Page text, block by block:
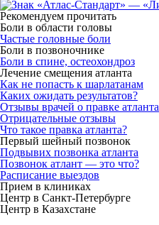
Рекомендуем прочитать
Боли в области головы
Частые головные боли
Боли в позвоночнике
Боли в спине, остеохондроз
Лечение смещения атланта
Как не попасть к шарлатанам
Каких ожидать результатов?
Отзывы врачей о правке атланта
Отрицательные отзывы
Что такое правка атланта?
Первый шейный позвонок
Подвывих позвонка атланта
Позвонок атлант — это что?
Расписание выездов
Прием в клиниках
Центр в Санкт-Петербурге
Центр в Казахстане